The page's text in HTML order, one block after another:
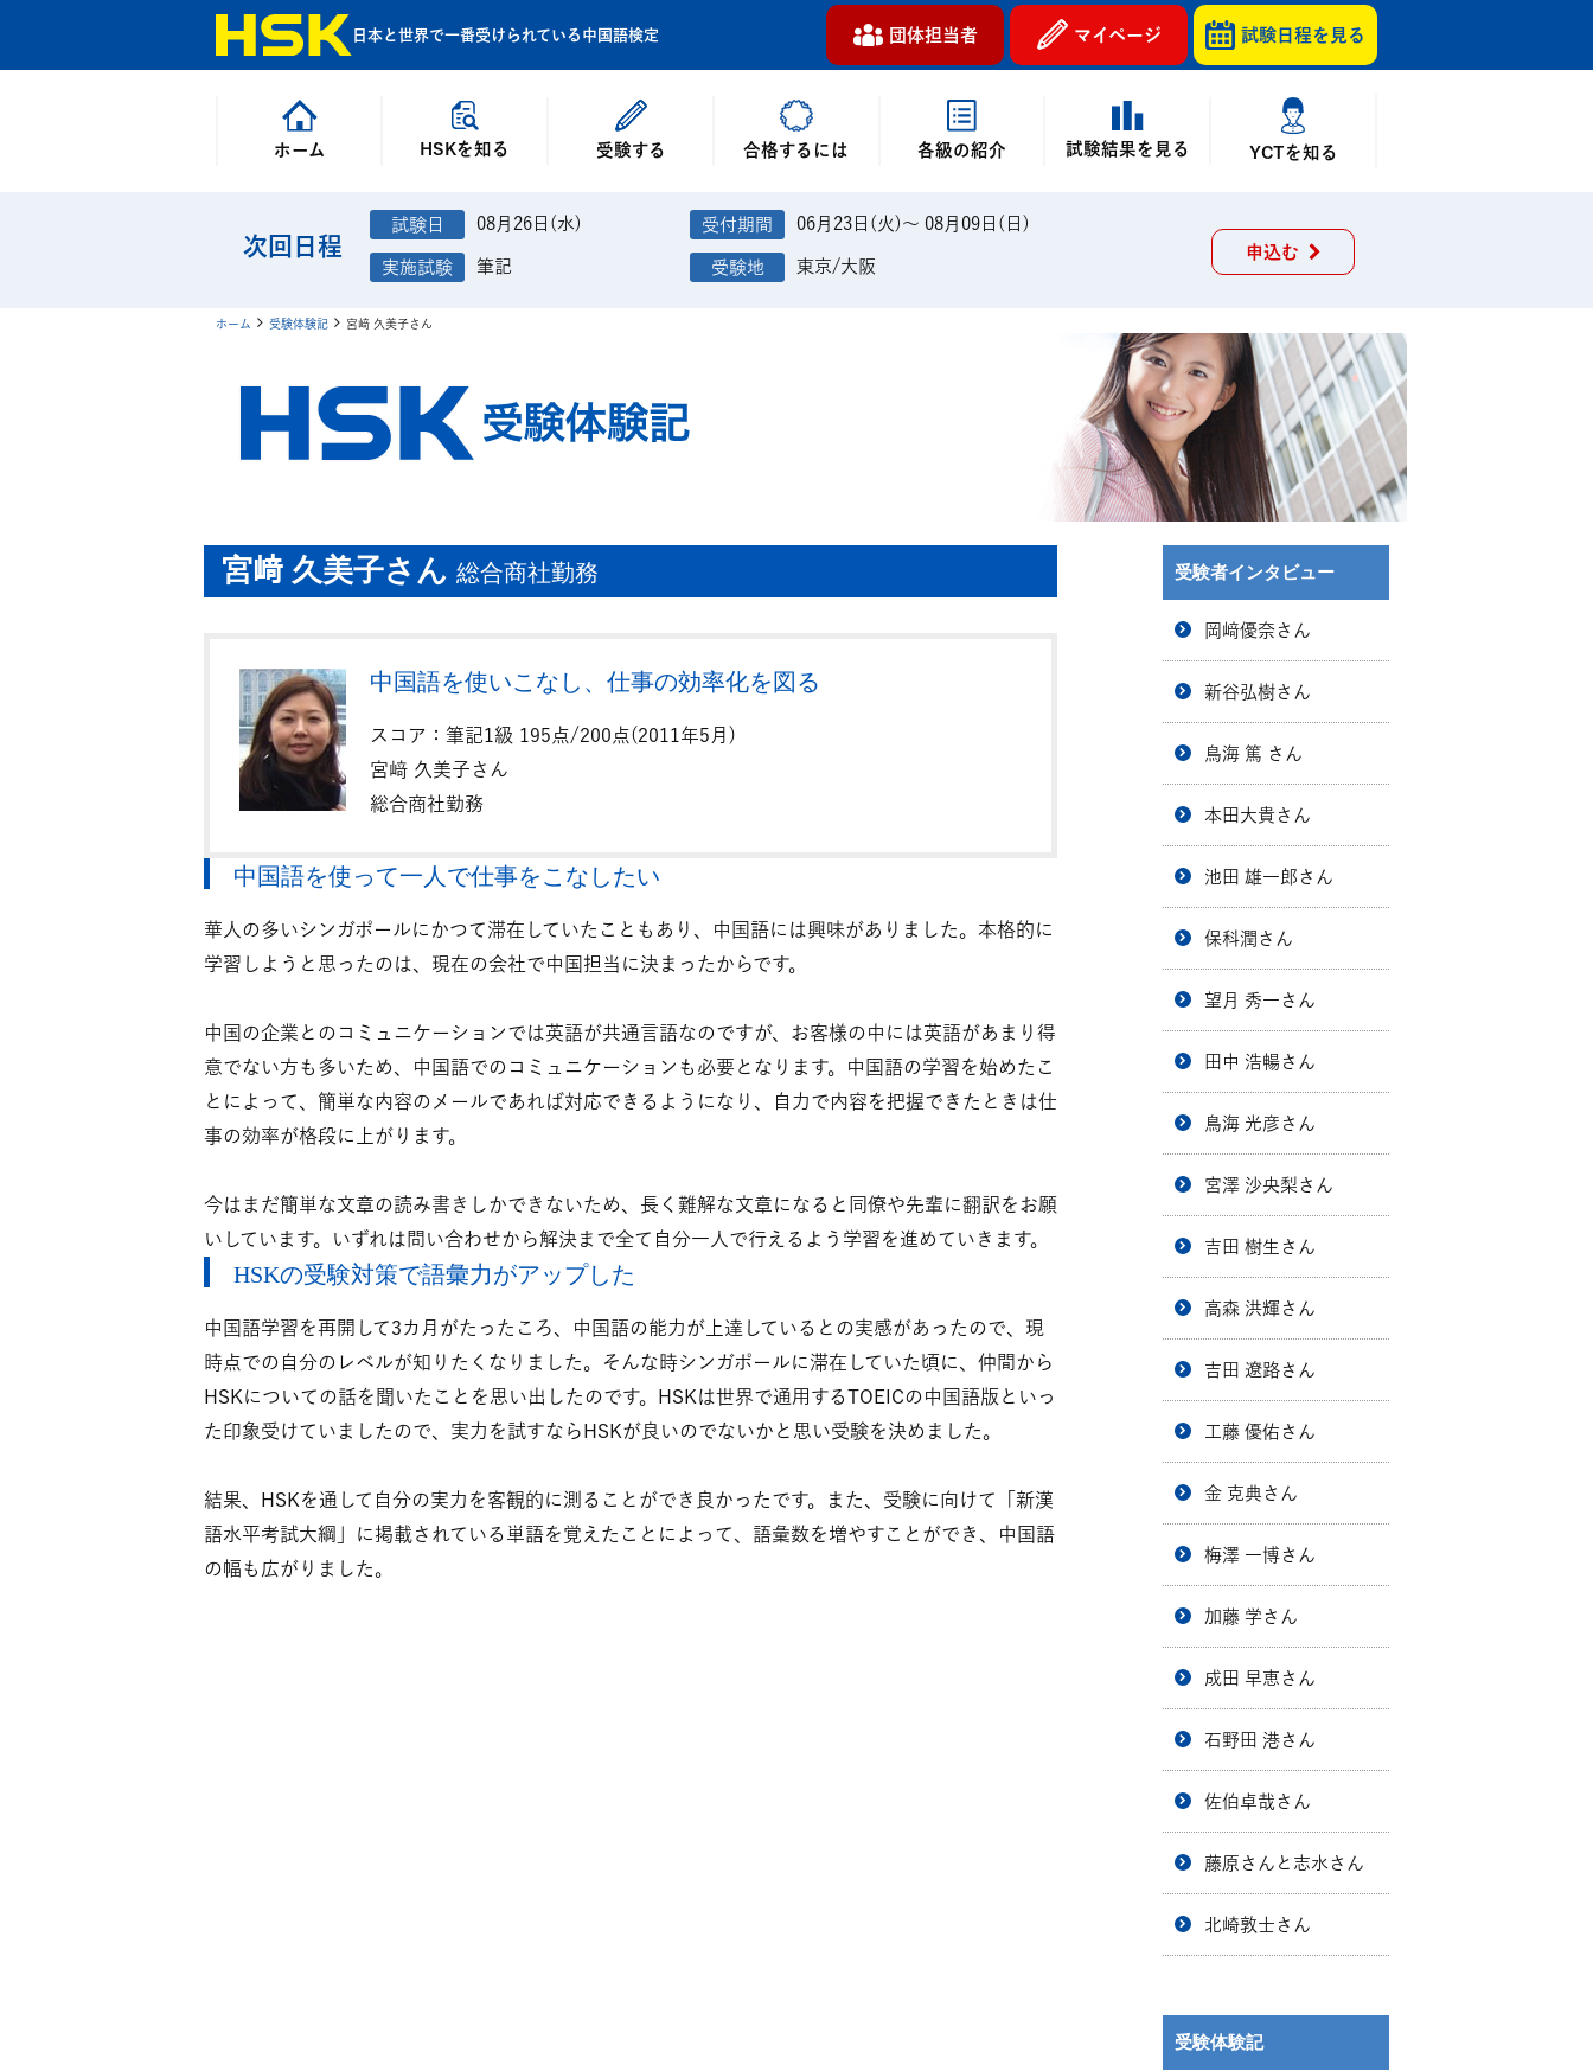
日本と世界で一番受けられている中国語検定 団体担当者 マイページ 試験日程を 見る
ホーム HSKを知る 受験する 合格するには 各級の紹介 試験結果を見る YCTを知る
次回日程
08月26日(水) 06月23日(火)～ 08月09日(日)
筆記 東京/大阪
申込む
ホーム 受験体験記 宮﨑 久美子さん
宮﨑 久美子さん 総合商社勤務
中国語を使いこなし、仕事の効率化を図る
スコア：筆記1級 195点/200点(2011年5月)
宮﨑 久美子さん
総合商社勤務
中国語を使って一人で仕事をこなしたい
華人の多いシンガポールにかつて滞在していたこともあり、中国語には興味がありました。本格的に
学習しようと思ったのは、現在の会社で中国担当に決まったからです。
中国の企業とのコミュニケーションでは英語が共通言語なのですが、お客様の中には英語があまり得
意でない方も多いため、中国語でのコミュニケーションも必要となります。中国語の学習を始めたこ
とによって、簡単な内容のメールであれば対応できるようになり、自力で内容を把握できたときは仕
事の効率が格段に上がります。
今はまだ簡単な文章の読み書きしかできないため、長く難解な文章になると同僚や先輩に翻訳をお願
いしています。いずれは問い合わせから解決まで全て自分一人で行えるよう学習を進めていきます。
HSKの受験対策で語彙力がアップした
中国語学習を再開して3カ月がたったころ、中国語の能力が上達しているとの実感があったので、現
時点での自分のレベルが知りたくなりました。そんな時シンガポールに滞在していた頃に、仲間から
HSKについての話を聞いたことを思い出したのです。HSKは世界で通用するTOEICの中国語版といっ
た印象受けていましたので、実力を試すならHSKが良いのでないかと思い受験を決めました。
結果、HSKを通して自分の実力を客観的に測ることができ良かったです。また、受験に向けて「新漢
語水平考試大綱」に掲載されている単語を覚えたことによって、語彙数を増やすことができ、中国語
の幅も広がりました。
受験者インタビュー
岡﨑優奈さん
新谷弘樹さん
鳥海 篤 さん
本田大貴さん
池田 雄一郎さん
保科潤さん
望月 秀一さん
田中 浩暢さん
鳥海 光彦さん
宮澤 沙央梨さん
吉田 樹生さん
高森 洪輝さん
吉田 遼路さん
工藤 優佑さん
金 克典さん
梅澤 一博さん
加藤 学さん
成田 早恵さん
石野田 港さん
佐伯卓哉さん
藤原さんと志水さん
北崎敦士さん
受験体験記